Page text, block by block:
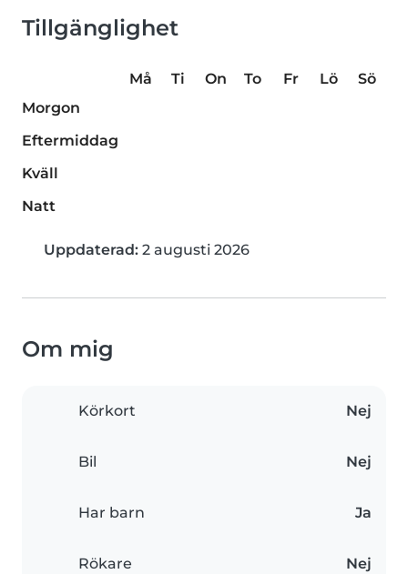
Tillgänglighet
Må Ti On To Fr Lö
Sö
Morgon
Eftermiddag
Kväll
Natt
Uppdaterad: 2 augusti 2026
Om mig
Körkort Nej
Bil Nej
Har barn Ja
Rökare Nej